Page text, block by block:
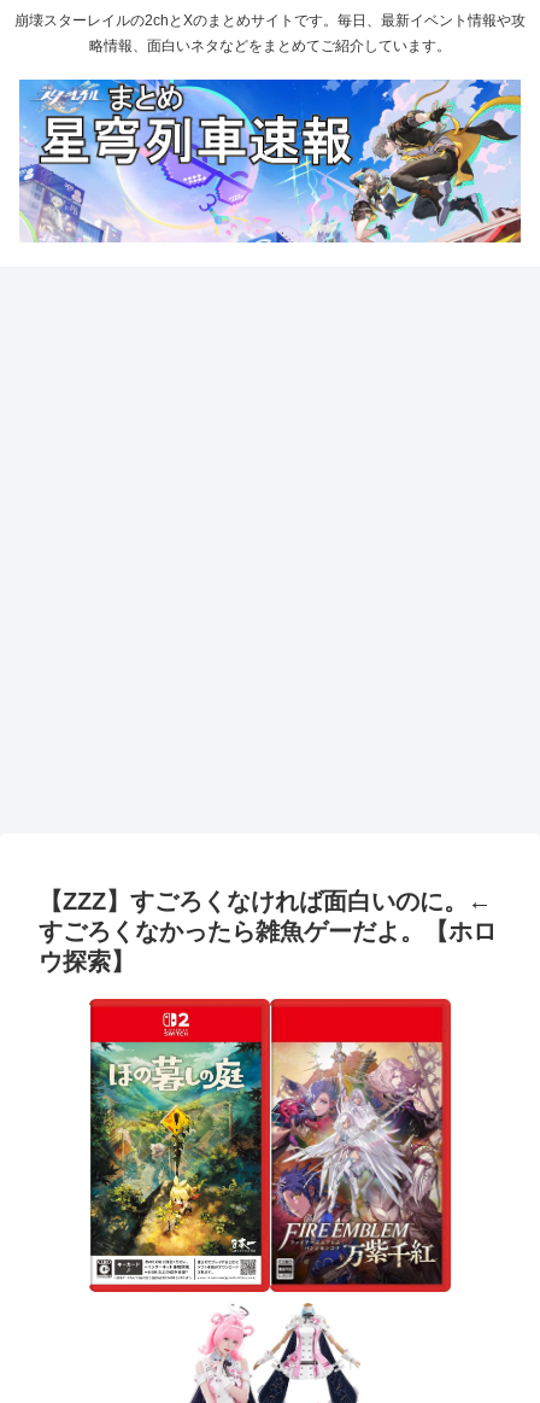
崩壊スターレイルの2chとXのまとめサイトです。毎日、最新イベント情報や攻
略情報、面白いネタなどをまとめてご紹介しています。
【ZZZ】すごろくなければ面白いのに。←
すごろくなかったら雑魚ゲーだよ。【ホロ
ウ探索】